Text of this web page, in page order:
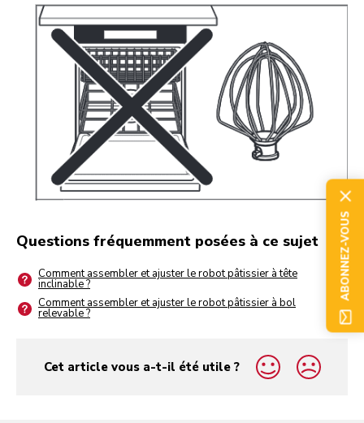
Questions fréquemment posées à ce sujet
Comment assembler et ajuster le robot pâtissier à tête
inclinable ?
Comment assembler et ajuster le robot pâtissier à bol
relevable ?
Cet article vous a-t-il été utile ?
yes
no
ABONNEZ-VOUS